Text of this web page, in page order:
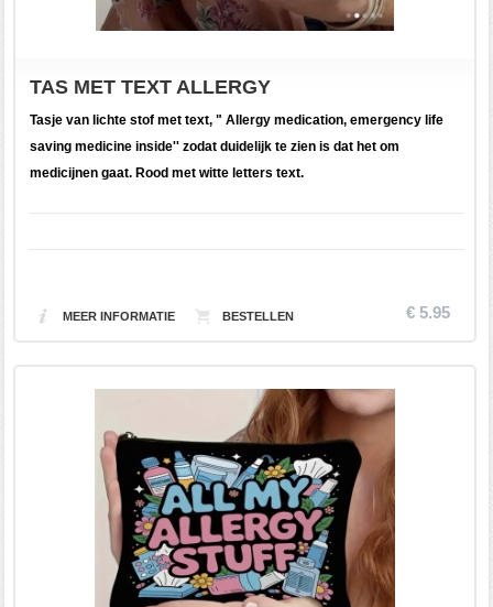
TAS MET TEXT ALLERGY
€ 5.95
Tasje van lichte stof met text, " Allergy medication, emergency life
saving medicine inside'' zodat duidelijk te zien is dat het om
medicijnen gaat. Rood met witte letters text.
MEER INFORMATIE